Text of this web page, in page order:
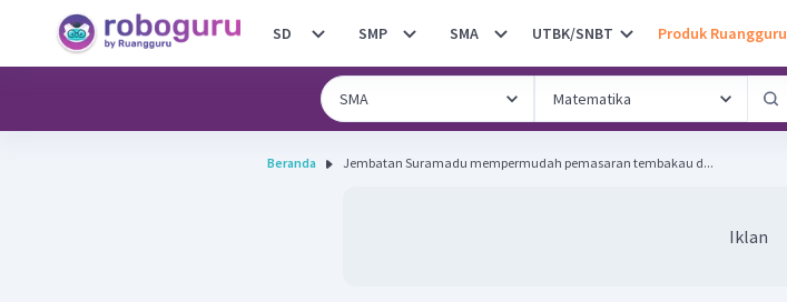
SD SMP SMA UTBK/SNBT Produk Ruangguru
Beranda Jembatan Suramadu mempermudah pemasaran tembakau d...
Iklan